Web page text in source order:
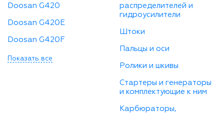
Doosan G420
Doosan G420E
Doosan G420F
Показать все
распределителей и
гидроусилители
Штоки
Пальцы и оси
Ролики и шкивы
Стартеры и генераторы
и комплектующие к ним
Карбюраторы,